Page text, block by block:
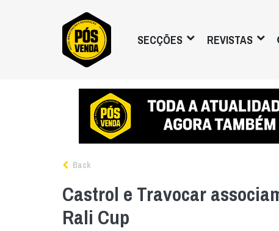
SECÇÕES REVISTAS
Back
Castrol e Travocar
Rali Cup